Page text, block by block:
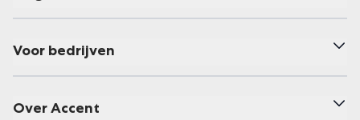
Voor bedrijven
Over Accent